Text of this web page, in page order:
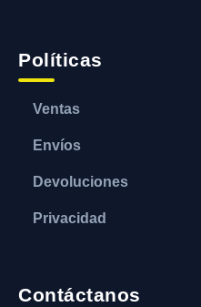
Políticas
Ventas
Envíos
Devoluciones
Privacidad
Contáctanos